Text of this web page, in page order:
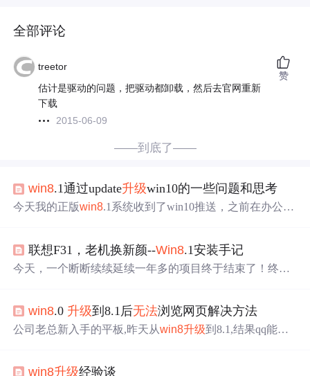
全部评论
treetor
估计是驱动的问题，把驱动都卸载，然后去官网重新
下载
2015-06-09
赞
——到底了——
win8.1通过update升级win10的一些问题和思考
今天我的正版win8.1系统收到了win10推送，之前在办公电
开发一体的，所以有双系统，ｗｉｎ８．１＋ｕｂｕｎｔ
ｕ，而且ｗｉｎ８．１上装了很多开发使用的东西 ，比
戏，比如ｄｉａｂｌｏ、ｄｏｔａ２等
联想F31，老机换新颜--Win8.1安装手记
今天，一个断断续续延续一年多的项目终于结束了！终于
统出了问题（开机慢，wifi无法连接）我都不敢重装系统
其实，我想重装系统很久了很久了！！ 我的工作笔记本
换
win8.0 升级到8.1后无法浏览网页解决方法
公司老总新入手的平板,昨天从win8升级到8.1,结果qq能上,
一种比有效的解决办法，具体步骤如下。
win8升级经验谈